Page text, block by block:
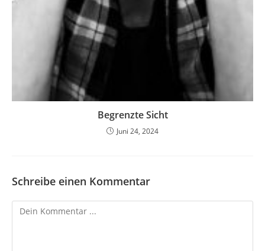
Begrenzte Sicht
Juni 24, 2024
Schreibe einen Kommentar